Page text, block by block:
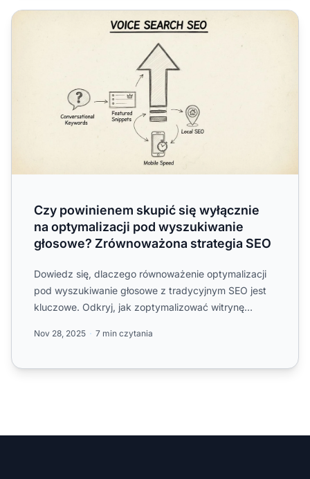
Czy powinienem skupić się wyłącznie na optymalizacji
Czy powinienem skupić się wyłącznie
na optymalizacji pod wyszukiwanie
głosowe? Zrównoważona strategia SEO
Dowiedz się, dlaczego równoważenie optymalizacji
pod wyszukiwanie głosowe z tradycyjnym SEO jest
kluczowe. Odkryj, jak zoptymalizować witrynę
Nov 28, 2025 7 min czytania